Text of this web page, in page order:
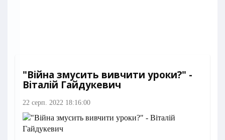
"Війна змусить вивчити уроки?" -
Віталій Гайдукевич
22 серп. 2022 18:16:00